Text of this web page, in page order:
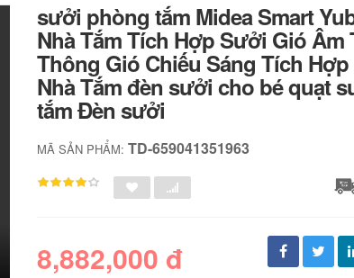
sưởi phòng tắm Midea Smart
Nhà Tắm Tích Hợp Sưởi Gió Âm
Thông Gió Chiếu Sáng Tích
Nhà Tắm đèn sưởi cho bé quạt
tắm Đèn sưởi
MÃ SẢN PHẨM:TD-659041351963
8,882,000 đ